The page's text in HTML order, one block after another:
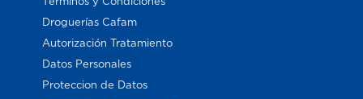
Droguerías Cafam
Autorización Tratamiento
Datos Personales
Proteccion de Datos